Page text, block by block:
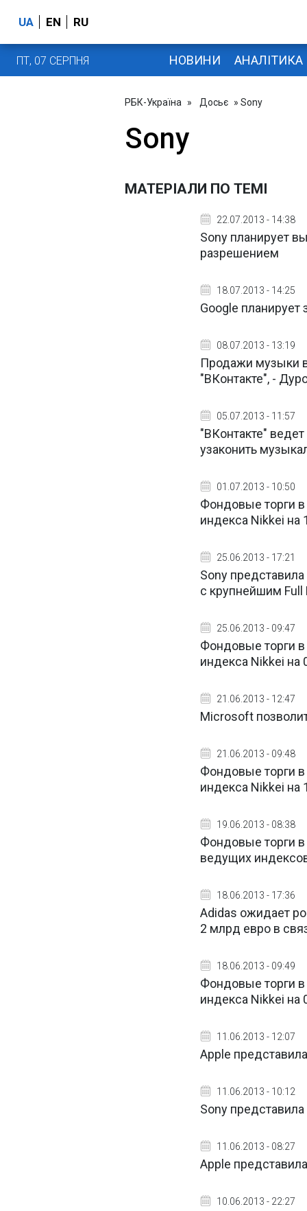
UA EN RU
ПТ, 07 СЕРПНЯ НОВИНИ АНАЛІТИКА
РБК-Україна » Досьє » Sony
Sony
МАТЕРІАЛИ ПО ТЕМІ
22.07.2013 - 14:38
Sony планирует
разрешением
18.07.2013 - 14:25
Google планирует
08.07.2013 - 13:19
Продажи музыки
"ВКонтакте", -
05.07.2013 - 11:57
"ВКонтакте"
узаконить
01.07.2013 - 10:50
Фондовые торги
индекса Nikkei на
25.06.2013 - 17:21
Sony
с крупнейшим Full
25.06.2013 - 09:47
Фондовые торги
индекса Nikkei на
21.06.2013 - 12:47
Microsoft
21.06.2013 - 09:48
Фондовые торги
индекса Nikkei на
19.06.2013 - 08:38
Фондовые торги
ведущих
18.06.2013 - 17:36
Adidas ожидает
2 млрд евро в
18.06.2013 - 09:49
Фондовые торги
индекса Nikkei на
11.06.2013 - 12:07
Apple
11.06.2013 - 10:12
Sony
11.06.2013 - 08:27
Apple
10.06.2013 - 22:27